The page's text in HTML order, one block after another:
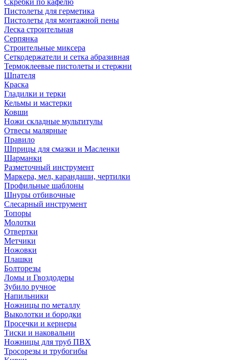
Скребки по кафелю
Пистолеты для герметика
Пистолеты для монтажной пены
Леска строительная
Серпянка
Строительные миксера
Сеткодержатели и сетка абразивная
Термоклеевые пистолеты и стержни
Шпателя
Краска
Гладилки и терки
Кельмы и мастерки
Ковши
Ножи складные мультитулы
Отвесы малярные
Правило
Шприцы для смазки и Масленки
Шарманки
Разметочный инструмент
Маркера, мел, карандаши, чертилки
Профильные шаблоны
Шнуры отбивочные
Слесарный инструмент
Топоры
Молотки
Отвертки
Метчики
Ножовки
Плашки
Болторезы
Ломы и Гвоздодеры
Зубило ручное
Напильники
Ножницы по металлу
Выколотки и бородки
Просечки и кернеры
Тиски и наковальни
Ножницы для труб ПВХ
Тросорезы и трубогибы